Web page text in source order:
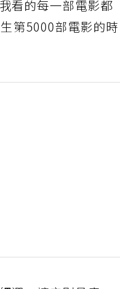
看的每一部電影都
第5000部電影的